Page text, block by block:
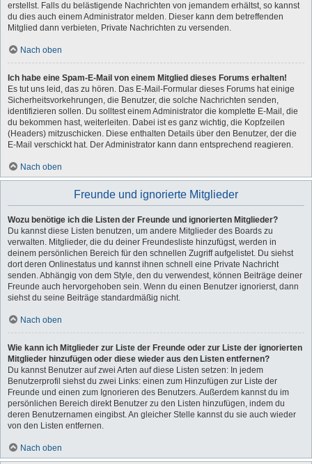
erstellst. Falls du belästigende Nachrichten von jemandem erhältst, so kannst
du dies auch einem Administrator melden. Dieser kann dem betreffenden
Mitglied dann verbieten, Private Nachrichten zu versenden.
Nach oben
Ich habe eine Spam-E-Mail von einem Mitglied dieses Forums erhalten!
Es tut uns leid, das zu hören. Das E-Mail-Formular dieses Forums hat einige
Sicherheitsvorkehrungen, die Benutzer, die solche Nachrichten senden,
identifizieren sollen. Du solltest einem Administrator die komplette E-Mail, die
du bekommen hast, weiterleiten. Dabei ist es ganz wichtig, die Kopfzeilen
(Headers) mitzuschicken. Diese enthalten Details über den Benutzer, der die
E-Mail verschickt hat. Der Administrator kann dann entsprechend reagieren.
Nach oben
Freunde und ignorierte Mitglieder
Wozu benötige ich die Listen der Freunde und ignorierten Mitglieder?
Du kannst diese Listen benutzen, um andere Mitglieder des Boards zu
verwalten. Mitglieder, die du deiner Freundesliste hinzufügst, werden in
deinem persönlichen Bereich für den schnellen Zugriff aufgelistet. Du siehst
dort deren Onlinestatus und kannst ihnen schnell eine Private Nachricht
senden. Abhängig von dem Style, den du verwendest, können Beiträge deiner
Freunde auch hervorgehoben sein. Wenn du einen Benutzer ignorierst, dann
siehst du seine Beiträge standardmäßig nicht.
Nach oben
Wie kann ich Mitglieder zur Liste der Freunde oder zur Liste der ignorierten
Mitglieder hinzufügen oder diese wieder aus den Listen entfernen?
Du kannst Benutzer auf zwei Arten auf diese Listen setzen: In jedem
Benutzerprofil siehst du zwei Links: einen zum Hinzufügen zur Liste der
Freunde und einen zum Ignorieren des Benutzers. Außerdem kannst du im
persönlichen Bereich direkt Benutzer zu den Listen hinzufügen, indem du
deren Benutzernamen eingibst. An gleicher Stelle kannst du sie auch wieder
von den Listen entfernen.
Nach oben